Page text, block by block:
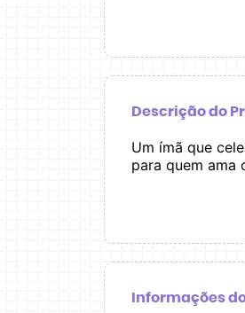
Descrição do
Um ímã que
para quem ama
Informações